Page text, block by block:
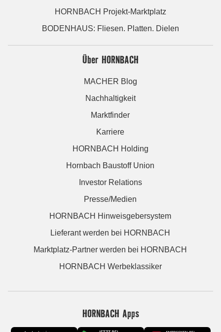
HORNBACH Projekt-Marktplatz
BODENHAUS: Fliesen. Platten. Dielen
Über HORNBACH
MACHER Blog
Nachhaltigkeit
Marktfinder
Karriere
HORNBACH Holding
Hornbach Baustoff Union
Investor Relations
Presse/Medien
HORNBACH Hinweisgebersystem
Lieferant werden bei HORNBACH
Marktplatz-Partner werden bei HORNBACH
HORNBACH Werbeklassiker
HORNBACH Apps